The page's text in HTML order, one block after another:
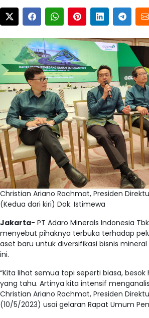
Christian Ariano Rachmat, Presiden
(Kedua dari kiri) Dok. Istimewa
Jakarta- PT Adaro Minerals Indonesia
menyebut pihaknya terbuka terhadap
aset baru untuk diversifikasi bisnis
ini.
“Kita lihat semua tapi seperti biasa, besok
yang tahu. Artinya kita intensif
Christian Ariano Rachmat, Presiden
(10/5/2023) usai gelaran Rapat Umum